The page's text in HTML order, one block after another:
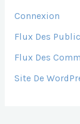
Connexion
Flux Des
Flux Des
Site De